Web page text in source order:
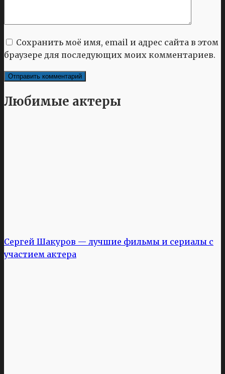
Сохранить моё имя, email и адрес сайта в этом
браузере для последующих моих комментариев.
Любимые актеры
Сергей Шакуров — лучшие фильмы и сериалы с
участием актера